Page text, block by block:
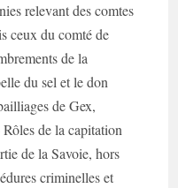
relevant des comtes
ceux du comté de
de la
du sel et le don
de Gex,
de la capitation
de la Savoie, hors
criminelles et